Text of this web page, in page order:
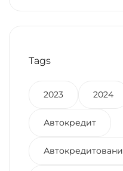
Tags
2023 2024
Автокредит